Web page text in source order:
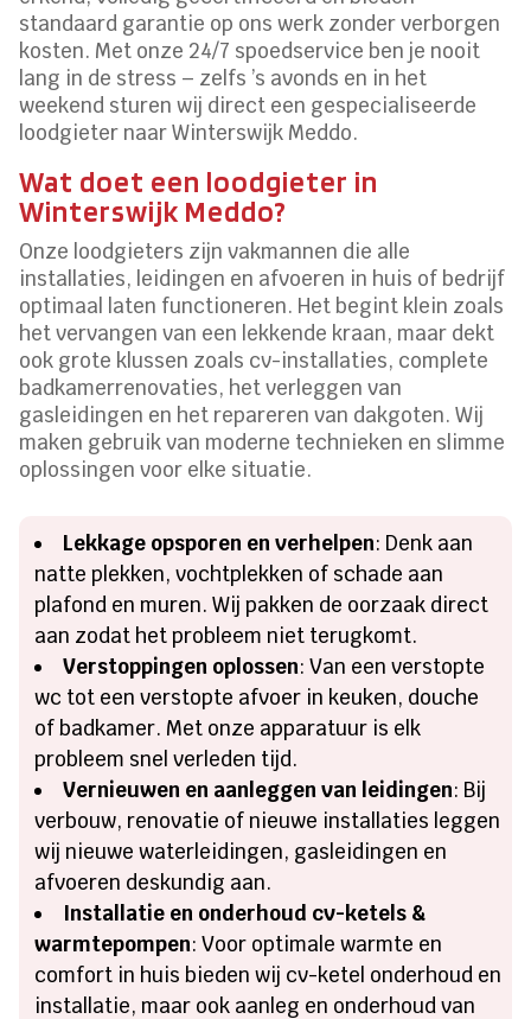
standaard garantie op ons werk zonder verborgen
kosten. Met onze 24/7 spoedservice ben je nooit
lang in de stress – zelfs ’s avonds en in het
weekend sturen wij direct een gespecialiseerde
loodgieter naar Winterswijk Meddo.
Wat doet een loodgieter in
Winterswijk Meddo?
Onze loodgieters zijn vakmannen die alle
installaties, leidingen en afvoeren in huis of bedrijf
optimaal laten functioneren. Het begint klein zoals
het vervangen van een lekkende kraan, maar dekt
ook grote klussen zoals cv-installaties, complete
badkamerrenovaties, het verleggen van
gasleidingen en het repareren van dakgoten. Wij
maken gebruik van moderne technieken en slimme
oplossingen voor elke situatie.
Lekkage opsporen en verhelpen: Denk aan
natte plekken, vochtplekken of schade aan
plafond en muren. Wij pakken de oorzaak direct
aan zodat het probleem niet terugkomt.
Verstoppingen oplossen: Van een verstopte
wc tot een verstopte afvoer in keuken, douche
of badkamer. Met onze apparatuur is elk
probleem snel verleden tijd.
Vernieuwen en aanleggen van leidingen: Bij
verbouw, renovatie of nieuwe installaties leggen
wij nieuwe waterleidingen, gasleidingen en
afvoeren deskundig aan.
Installatie en onderhoud cv-ketels &
warmtepompen: Voor optimale warmte en
comfort in huis bieden wij cv-ketel onderhoud en
installatie, maar ook aanleg en onderhoud van